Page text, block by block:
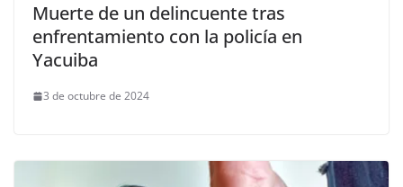
Muerte de un delincuente tras
enfrentamiento con la policía en
Yacuiba
3 de octubre de 2024